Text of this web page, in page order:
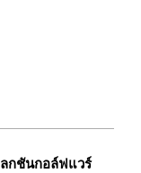
ลกชันกอล์ฟแวร์